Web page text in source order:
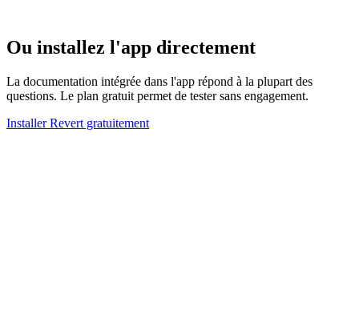
Ou installez l'app directement
La documentation intégrée dans l'app répond à la plupart des
questions. Le plan gratuit permet de tester sans engagement.
Installer Revert gratuitement